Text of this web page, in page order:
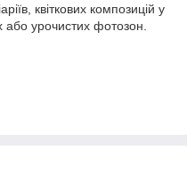
квіткових композицій у
або урочистих фотозон.